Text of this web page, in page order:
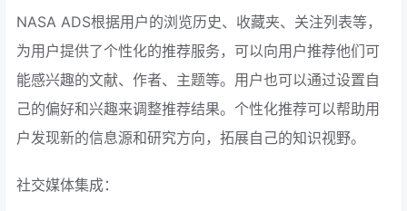
NASA ADS根据用户的浏览历史、收藏夹、关注列表等，
为用户提供了个性化的推荐服务，可以向用户推荐他们可
能感兴趣的文献、作者、主题等。用户也可以通过设置自
己的偏好和兴趣来调整推荐结果。个性化推荐可以帮助用
户发现新的信息源和研究方向，拓展自己的知识视野。
社交媒体集成：